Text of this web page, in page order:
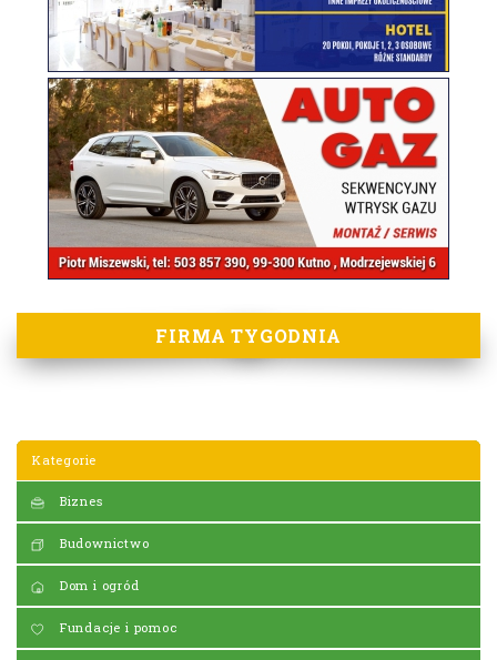
FIRMA TYGODNIA
Kategorie
Biznes
Budownictwo
Dom i ogród
Fundacje i pomoc